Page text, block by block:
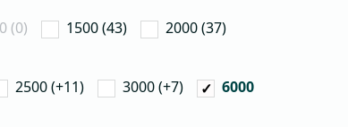
(0) 1500 (43) 2000 (37)
2500 (+11) 3000 (+7) 6000